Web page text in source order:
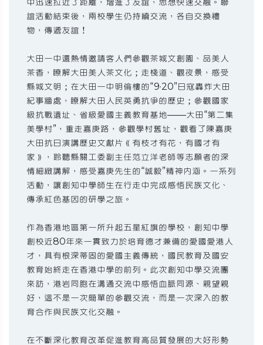
誼活動結束後，兩校學生仍持續交流，各自交換禮
物，傳遞友誼！
大田一中還熱情邀請客人們參觀茶城文創園、品美人
茶香，瞭解大田美人茶文化；走棧道、觀夜景，感受
縣城文明；在大田一中明倫樓的“9·20”日寇轟炸大田
紀事牆處，瞭解大田人民英勇抗爭的歷史；參觀國家
級抗戰遺址、省級愛國主義教育基地——大田“第二集
美學村”，重走嘉庚路，參觀學村舊址，觀看了陳嘉庚
大田抗日演講歷史文獻片《有枝才有花，有國才有
家》，聆聽縣關工委副主任范立洋老師等志願者的深
情細緻講解，感受嘉庚先生的“誠毅”精神內涵。一系列
活動，讓創知中學師生在行走中完成感悟民族文化、
傳承紅色基因的研學之旅。
作為香港地區第一所升起五星紅旗的學校，創知中學
創校近80年來一貫致力於培育德才兼備的愛國愛港人
才，具有根深蒂固的愛國主義傳統，國民教育及國安
教育始終走在香港中學的前列。此次創知中學交流團
來訪，港岩同胞在溝通交流中感悟血脈同源、親望親
好，這不是一次簡單的參觀交流，而是一次深入的教
育合作與民族文化交融。
在不斷深化教育改革促進教育高品質發展的大好形勢